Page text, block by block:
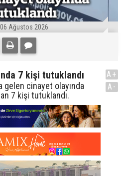
06 Ağustos 2026
7 kişi tutuklandı
gelen cinayet olayında
7 kişi tutuklandı.
A+
A-